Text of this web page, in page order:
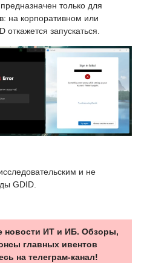
только для
на корпоративном или
запускаться.
и не
GDID.
новости ИТ и ИБ. Обзоры,
главных ивентов
на телеграм-канал!